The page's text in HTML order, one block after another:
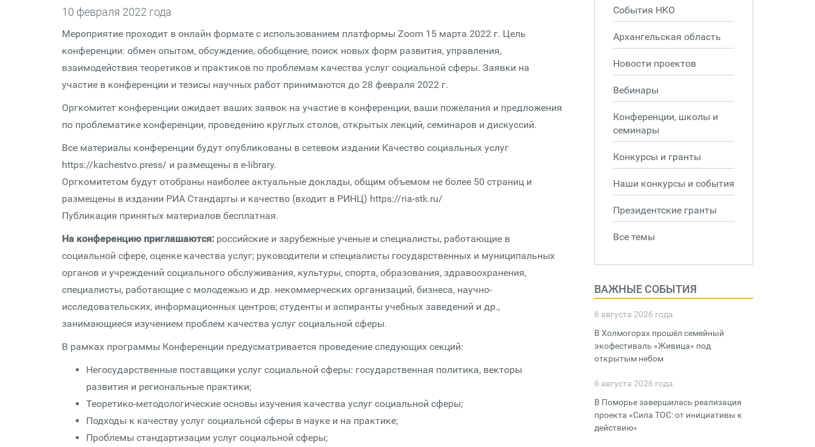
10 февраля 2022 года
Мероприятие проходит в онлайн формате с использованием платформы Zoom 15 марта 2022 г. Цель
конференции: обмен опытом, обсуждение, обобщение, поиск новых форм развития, управления,
взаимодействия теоретиков и практиков по проблемам качества услуг социальной сферы. Заявки на
участие в конференции и тезисы научных работ принимаются до 28 февраля 2022 г.
Оргкомитет конференции ожидает ваших заявок на участие в конференции, ваши пожелания и предложения
по проблематике конференции, проведению круглых столов, открытых лекций, семинаров и дискуссий.
Все материалы конференции будут опубликованы в сетевом издании Качество социальных услуг
https://kachestvo.press/ и размещены в e-library.
Оргкомитетом будут отобраны наиболее актуальные доклады, общим объемом не более 50 страниц и
размещены в издании РИА Стандарты и качество (входит в РИНЦ) https://ria-stk.ru/
Публикация принятых материалов бесплатная.
На конференцию приглашаются: российские и зарубежные ученые и специалисты, работающие в
социальной сфере, оценке качества услуг; руководители и специалисты государственных и муниципальных
органов и учреждений социального обслуживания, культуры, спорта, образования, здравоохранения,
специалисты, работающие с молодежью и др. некоммерческих организаций, бизнеса, научно-
исследовательских, информационных центров; студенты и аспиранты учебных заведений и др.,
занимающиеся изучением проблем качества услуг социальной сферы.
В рамках программы Конференции предусматривается проведение следующих секций:
Негосударственные поставщики услуг социальной сферы: государственная политика, векторы
развития и региональные практики;
Теоретико-методологические основы изучения качества услуг социальной сферы;
Подходы к качеству услуг социальной сферы в науке и на практике;
Проблемы стандартизации услуг социальной сферы;
События НКО
Архангельская область
Новости проектов
Вебинары
Конференции, школы и
семинары
Конкурсы и гранты
Наши конкурсы и события
Президентские гранты
Все темы
ВАЖНЫЕ СОБЫТИЯ
6 августа 2026 года
В Холмогорах прошёл семейный
экофестиваль «Живица» под
открытым небом
6 августа 2026 года
В Поморье завершилась реализация
проекта «Сила ТОС: от инициативы к
действию»